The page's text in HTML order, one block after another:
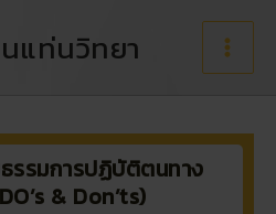
แท่นวิทยา
รรมการปฏิบัติตนทาง
& Don’ts)